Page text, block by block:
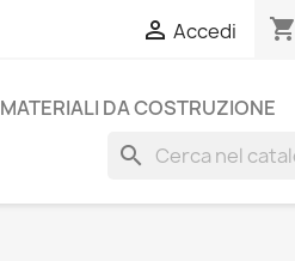
 Accedi shopping_cart
MATERIALI DA COSTRUZIONE
search